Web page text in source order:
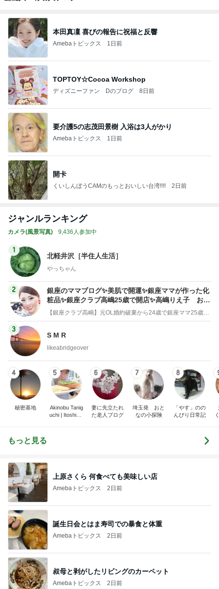
本田真凜 喜びの報告に祝福と反響
Amebaトピックス 1日前
TOPTOY☆Cocoa Workshop
ディズニーファン Dのブログ 8日前
要介護5の志茂田景樹 入浴は3人がかり
Amebaトピックス 1日前
開卡
くいしんぼうCAMのもっとおいしい台湾!!!! 2日前
ジャンルランキング
カメラ(風景写真) 9,436人参加中
1
北軽井沢［半住人生活］
やっちゃん
2
銀座のママブログ✨美肌で開運✨銀座ママが作った化
粧品✨銀座クラブ高嶋25歳で開店✨高嶋りえ子 お着
物でエルメス バーキン コーデ
【銀座クラブ高嶋】元OL婚約破棄から24歳で銀座ママ25歳でオーナーママ銀座 美肌で開運♡パワースポット巡り高嶋りえ子ブログ
3
S M R
likeabridgeover
4
秘密基地
5
Akinobu Tanig
uchi | Itoshima
6
妻に先立たれ
た老人ブログ
7
埼玉発 おと
なの小探険
8
「やす」のの
んびり日常記
もっと見る
上原さくら 何食べても美味しい店
Amebaトピックス 2日前
誕生日会とはま寿司での暴食と体重
Amebaトピックス 2日前
叔母と剥がしたリビングのカーペット
Amebaトピックス 2日前